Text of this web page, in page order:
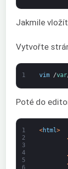
Jakmile
Vytvořte
1 vim /var
Poté do
1
2
3
4
5
<html>